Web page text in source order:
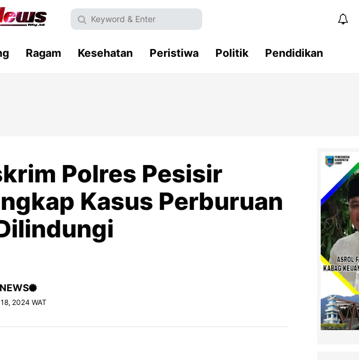
Ragam Kesehatan Peristiwa Politik Pendidikan
Polres Pesisir
Kasus Perburuan
2024 WAT